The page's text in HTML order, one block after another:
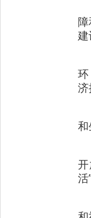
建
济
活